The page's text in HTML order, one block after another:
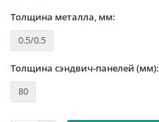
Толщина металла, мм:
0.5/0.5
Толщина сэндвич-панелей (мм):
80